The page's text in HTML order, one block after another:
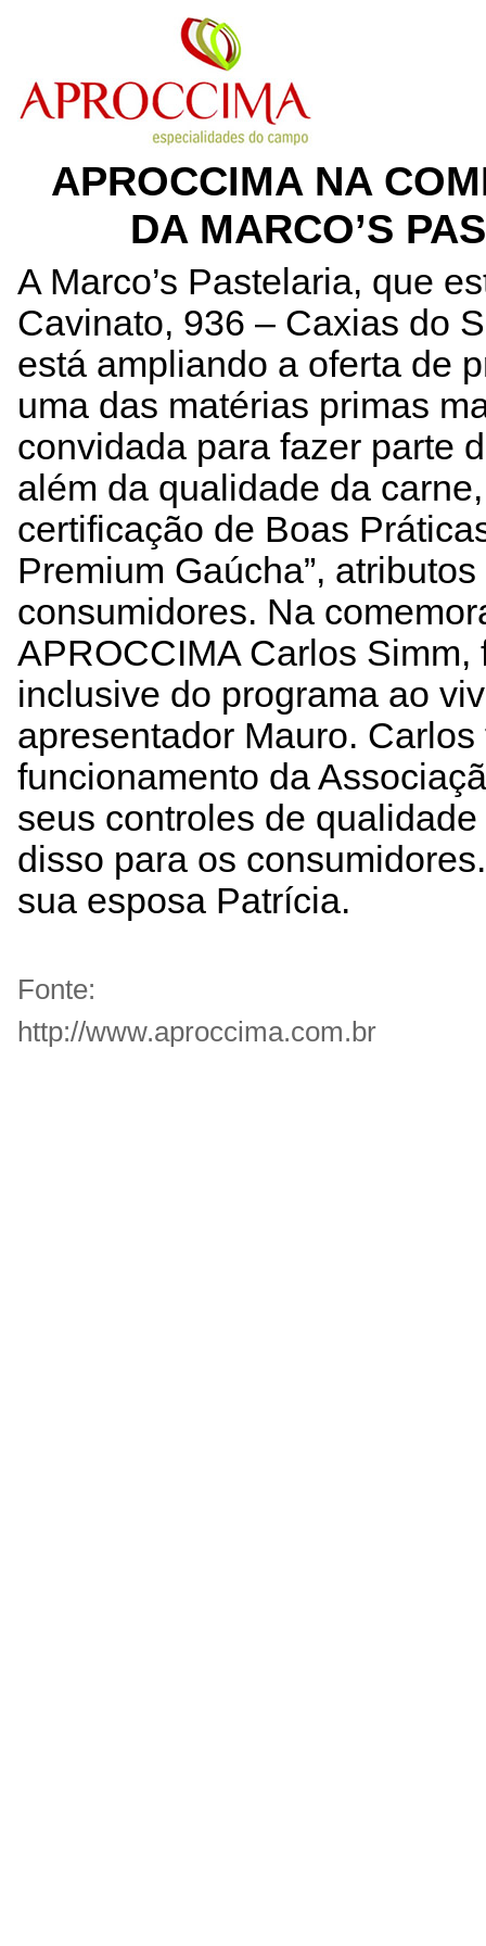
APROCCIMA NA
DA MARCO’S
A Marco’s Pastelaria, que
Cavinato, 936 – Caxias do
está ampliando a oferta de
uma das matérias primas
convidada para fazer parte
além da qualidade da
certificação de Boas
Premium Gaúcha”,
consumidores. Na
APROCCIMA Carlos
inclusive do programa ao
apresentador Mauro.
funcionamento da
seus controles de
disso para os
sua esposa Patrícia.
Fonte:
http://www.aproccima.com.br